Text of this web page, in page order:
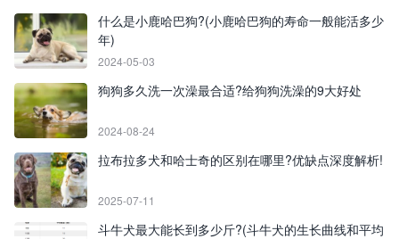
什么是小鹿哈巴狗?(小鹿哈巴狗的寿命一般能活多少
年)
2024-05-03
狗狗多久洗一次澡最合适?给狗狗洗澡的9大好处
2024-08-24
拉布拉多犬和哈士奇的区别在哪里?优缺点深度解析!
2025-07-11
斗牛犬最大能长到多少斤?(斗牛犬的生长曲线和平均